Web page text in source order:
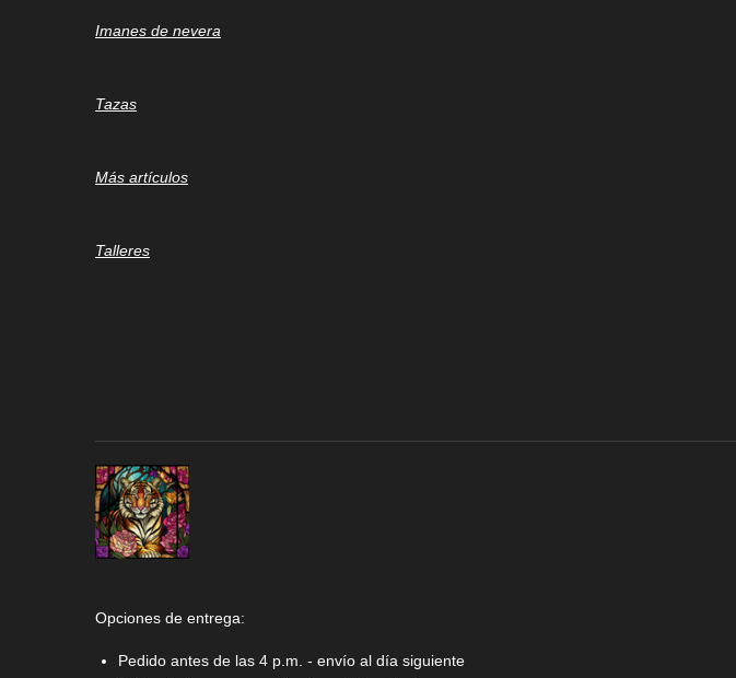
Imanes de nevera
Tazas
Más artículos
Talleres
Opciones de entrega:
Pedido antes de las 4 p.m. - envío al día siguiente